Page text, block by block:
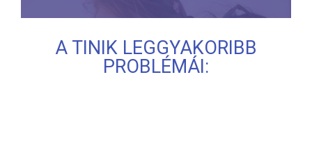
A TINIK LEGGYAKORIBB
PROBLÉMÁI: